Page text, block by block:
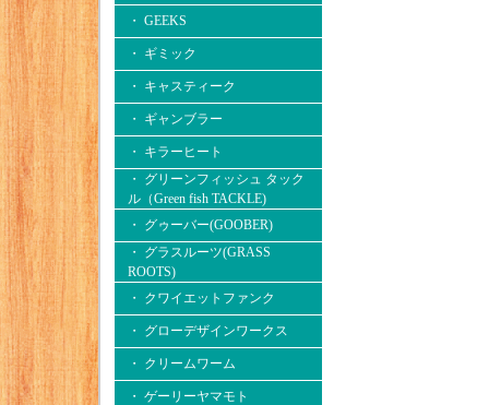
・ GEEKS
・ ギミック
・ キャスティーク
・ ギャンブラー
・ キラーヒート
・ グリーンフィッシュ タック
ル（Green fish TACKLE)
・ グゥーバー(GOOBER)
・ グラスルーツ(GRASS
ROOTS)
・ クワイエットファンク
・ グローデザインワークス
・ クリームワーム
・ ゲーリーヤマモト